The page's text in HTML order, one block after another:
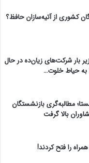
کشوری از آتیه‌سازان حافظ؟
بار شرکت‌های زیان‌ده در حال
حیاط خلوت…
مطالبه‌گری بازنشستگان
بالا گرفت
را فتح کردند!